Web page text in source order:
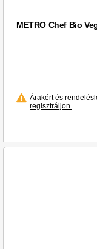
METRO Chef Bio
Árakért és
regisztráljon.